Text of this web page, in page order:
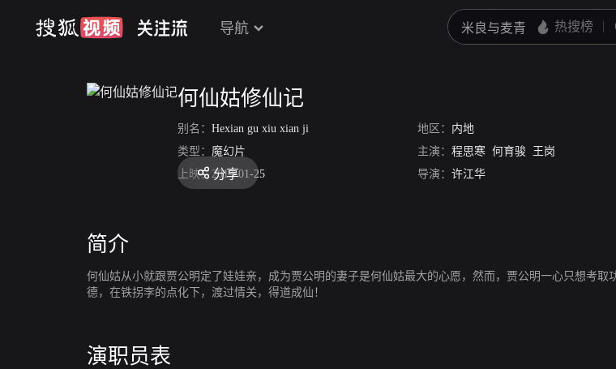
导航
何仙姑修仙记
别名： Hexian gu xiu xian ji 地区： 内地
类型： 魔幻片 主演： 程思寒 何育骏
王岗
上映： 2019-01-25 导演： 许江华
分享
简介
何仙姑从小就跟贾公明定了娃娃亲，成为贾公明的妻子是何仙姑最大的心愿，然而，贾公明一心只想考
德，在铁拐李的点化下，渡过情关，得道成仙！
演职员表